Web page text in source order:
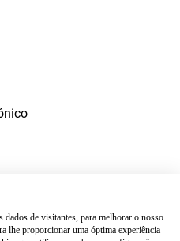
Consumo
dados de visitantes, para melhorar o nosso
lhe proporcionar uma óptima experiência